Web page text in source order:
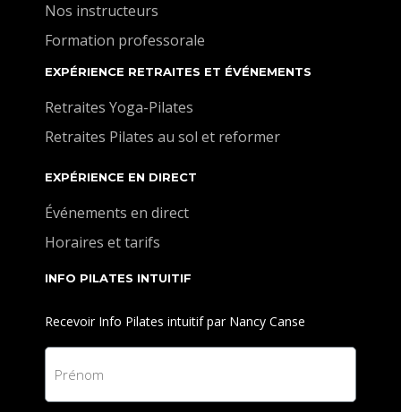
Nos instructeurs
Formation professorale
EXPÉRIENCE RETRAITES ET ÉVÉNEMENTS
Retraites Yoga-Pilates
Retraites Pilates au sol et reformer
EXPÉRIENCE EN DIRECT
Événements en direct
Horaires et tarifs
INFO PILATES INTUITIF
Recevoir Info Pilates intuitif par Nancy Canse